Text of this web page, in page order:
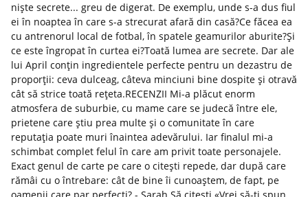
niște secrete... greu de digerat. De exemplu, unde s-a dus fiul
ei în noaptea în care s-a strecurat afară din casă?Ce făcea ea
cu antrenorul local de fotbal, în spatele geamurilor aburite?Și
ce este îngropat în curtea ei?Toată lumea are secrete. Dar ale
lui April conțin ingredientele perfecte pentru un dezastru de
proporții: ceva dulceag, câteva minciuni bine dospite și otravă
cât să strice toată rețeta.RECENZII Mi-a plăcut enorm
atmosfera de suburbie, cu mame care se judecă între ele,
prietene care știu prea multe și o comunitate în care
reputația poate muri înaintea adevărului. Iar finalul mi-a
schimbat complet felul în care am privit toate personajele.
Exact genul de carte pe care o citești repede, dar după care
rămâi cu o întrebare: cât de bine îi cunoaștem, de fapt, pe